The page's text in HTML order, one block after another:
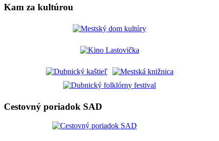
Kam za kultúrou
Cestovný poriadok SAD